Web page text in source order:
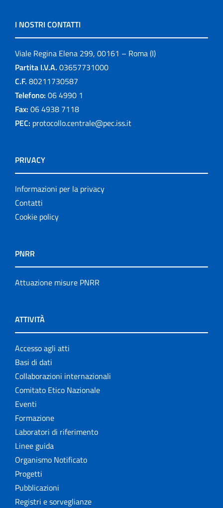
I NOSTRI CONTATTI
Viale Regina Elena 299, 00161 – Roma (I)
Partita I.V.A. 03657731000
C.F. 80211730587
Telefono: 06 4990 1
Fax: 06 4938 7118
PEC: protocollo.centrale@pec.iss.it
PRIVACY
Informazioni per la privacy
Contatti
Cookie policy
PNRR
Attuazione misure PNRR
ATTIVITÀ
Accesso agli atti
Basi di dati
Collaborazioni internazionali
Comitato Etico Nazionale
Eventi
Formazione
Laboratori di riferimento
Linee guida
Organismo Notificato
Progetti
Pubblicazioni
Registri e sorveglianze